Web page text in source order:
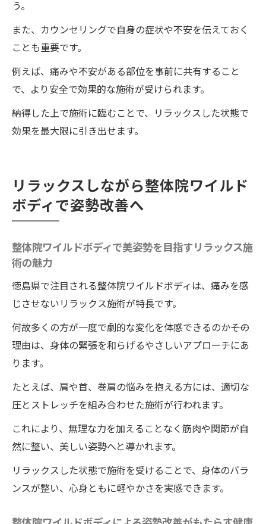
う。
また、カウンセリングで自身の症状や不安を伝えておく
ことも重要です。
例えば、痛みや不安がある部位を事前に共有すること
で、より安全で効果的な施術が受けられます。
納得した上で施術に臨むことで、リラックスした状態で
効果を最大限に引き出せます。
リラックスしながら整体院ワイルド
ボディで姿勢改善へ
整体院ワイルドボディで美姿勢を目指すリラックス施
術の魅力
徳島県で注目される整体院ワイルドボディは、痛みを感
じさせないリラックス施術が特長です。
何故多くの方が一度で劇的な変化を体感できるのか――その
理由は、身体の緊張を和らげるやさしいアプローチにあ
ります。
たとえば、肩や首、巻肩の悩みを抱える方には、適切な
圧とストレッチを組み合わせた施術が行われます。
これにより、無理な力を加えることなく筋肉や関節が自
然に整い、美しい姿勢へと導かれます。
リラックスした状態で施術を受けることで、身体のバラ
ンスが整い、心身ともに軽やかさを実感できます。